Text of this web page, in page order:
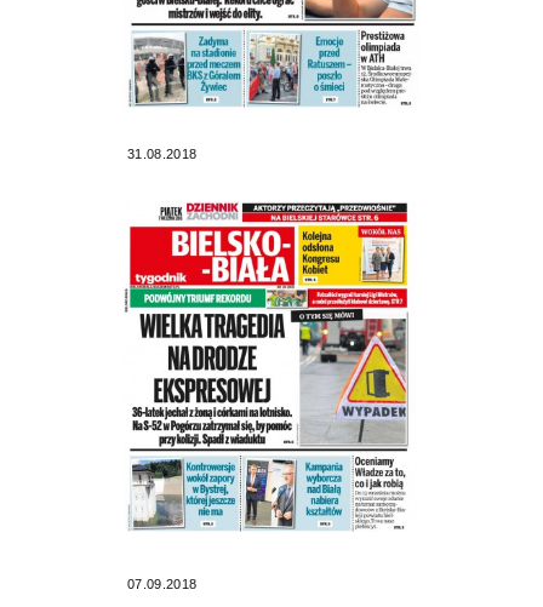
31.08.2018
07.09.2018